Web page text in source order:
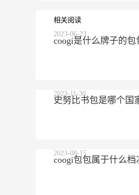
相关阅读
coogi是什么牌子的包
2023-06-23
史努比书包是哪个国
2023-11-30
coogi包包属于什么档
2023-08-15